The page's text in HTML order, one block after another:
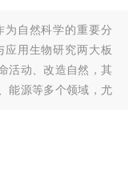
为自然科学的重要分
用生物研究两大板
活动、改造自然，其
能源等多个领域，尤
是连接基础生物研究